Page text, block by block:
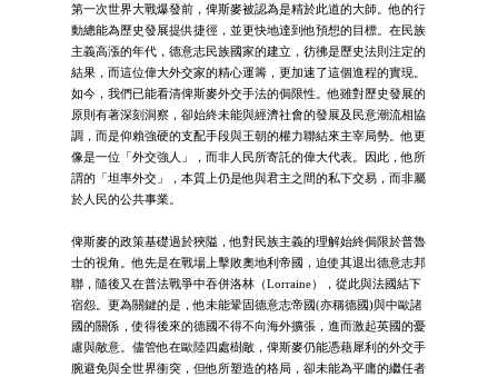
第一次世界大戰爆發前，俾斯麥被認為是精於此道的大師。他的行
動總能為歷史發展提供捷徑，並更快地達到他預想的目標。在民族
主義高漲的年代，德意志民族國家的建立，彷彿是歷史法則注定的
結果，而這位偉大外交家的精心運籌，更加速了這個進程的實現。
如今，我們已能看清俾斯麥外交手法的侷限性。他雖對歷史發展的
原則有著深刻洞察，卻始終未能與經濟社會的發展及民意潮流相協
調，而是仰賴強硬的支配手段與王朝的權力聯結來主宰局勢。他更
像是一位「外交強人」，而非人民所寄託的偉大代表。因此，他所
謂的「坦率外交」，本質上仍是他與君主之間的私下交易，而非屬
於人民的公共事業。
俾斯麥的政策基礎過於狹隘，他對民族主義的理解始終侷限於普魯
士的視角。他先是在戰場上擊敗奧地利帝國，迫使其退出德意志邦
聯，隨後又在普法戰爭中吞併洛林（Lorraine），從此與法國結下
宿怨。更為關鍵的是，他未能鞏固德意志帝國(亦稱德國)與中歐諸
國的關係，使得後來的德國不得不向海外擴張，進而激起英國的憂
慮與敵意。儘管他在歐陸四處樹敵，俾斯麥仍能憑藉犀利的外交手
腕避免與全世界衝突，但他所塑造的格局，卻未能為平庸的繼任者